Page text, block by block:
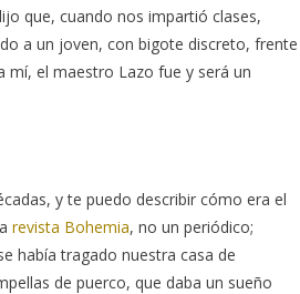
que, cuando nos impartió clases,
a un joven, con bigote discreto, frente
mí, el maestro Lazo fue y será un
y te puedo describir cómo era el
revista Bohemia, no un periódico;
había tragado nuestra casa de
de puerco, que daba un sueño